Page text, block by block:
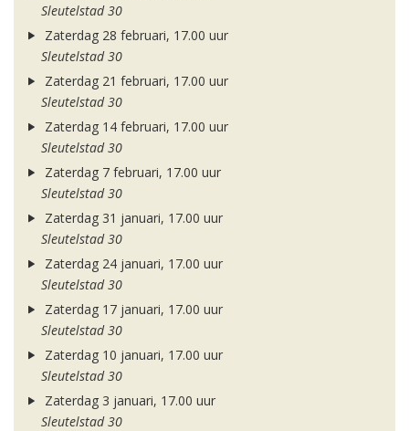
Sleutelstad 30
Zaterdag 28 februari, 17.00 uur
Sleutelstad 30
Zaterdag 21 februari, 17.00 uur
Sleutelstad 30
Zaterdag 14 februari, 17.00 uur
Sleutelstad 30
Zaterdag 7 februari, 17.00 uur
Sleutelstad 30
Zaterdag 31 januari, 17.00 uur
Sleutelstad 30
Zaterdag 24 januari, 17.00 uur
Sleutelstad 30
Zaterdag 17 januari, 17.00 uur
Sleutelstad 30
Zaterdag 10 januari, 17.00 uur
Sleutelstad 30
Zaterdag 3 januari, 17.00 uur
Sleutelstad 30